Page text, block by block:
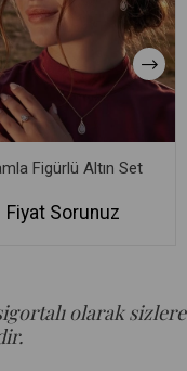
Figürlü Altın Set
Fiyat Sorunuz
olarak sizlere